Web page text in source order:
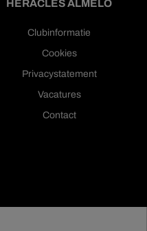
HERACLES ALMELO
Clubinformatie
Cookies
Privacystatement
Vacatures
Contact